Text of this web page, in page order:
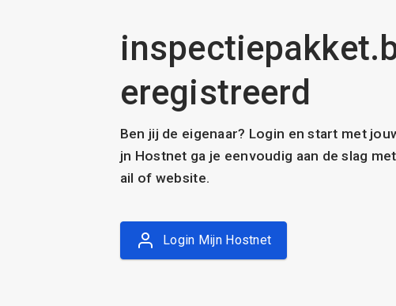
eregistreerd
Ben jij de eigenaar? Login en start met
jn Hostnet ga je eenvoudig aan de slag
ail of website.
Login Mijn Hostnet